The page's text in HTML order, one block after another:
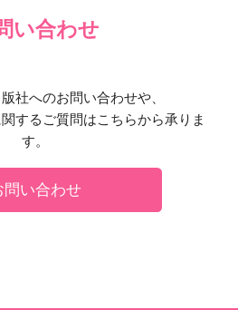
い合わせ
社へのお問い合わせや、
するご質問はこちらから承りま
す。
問い合わせ